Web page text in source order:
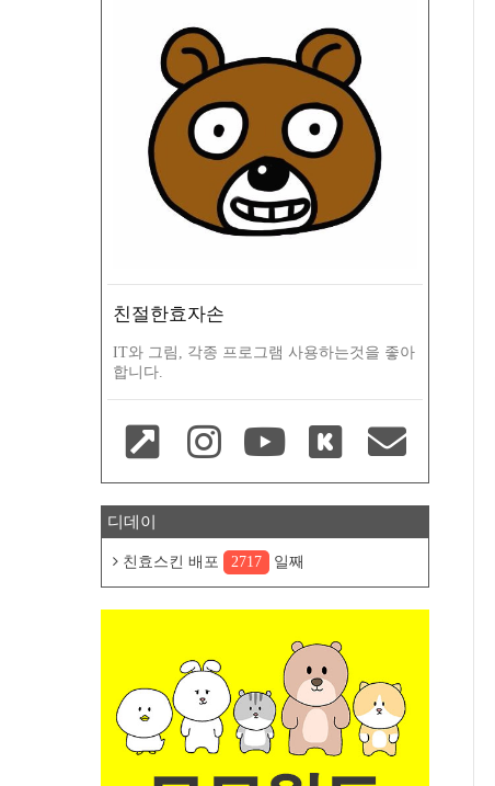
친절한효자손
IT와 그림, 각종 프로그램 사용하는것을 좋아
합니다.
디데이
친효스킨 배포 2717 일째